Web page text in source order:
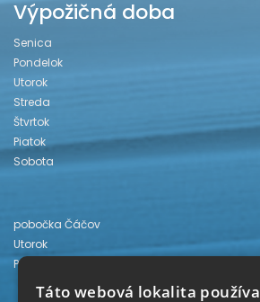
Výpožičná doba
Senica
Pondelok
Utorok
Streda
Štvrtok
Piatok
Sobota
pobočka Čáčov
Utorok
Piatok
Táto webová lokalita používa